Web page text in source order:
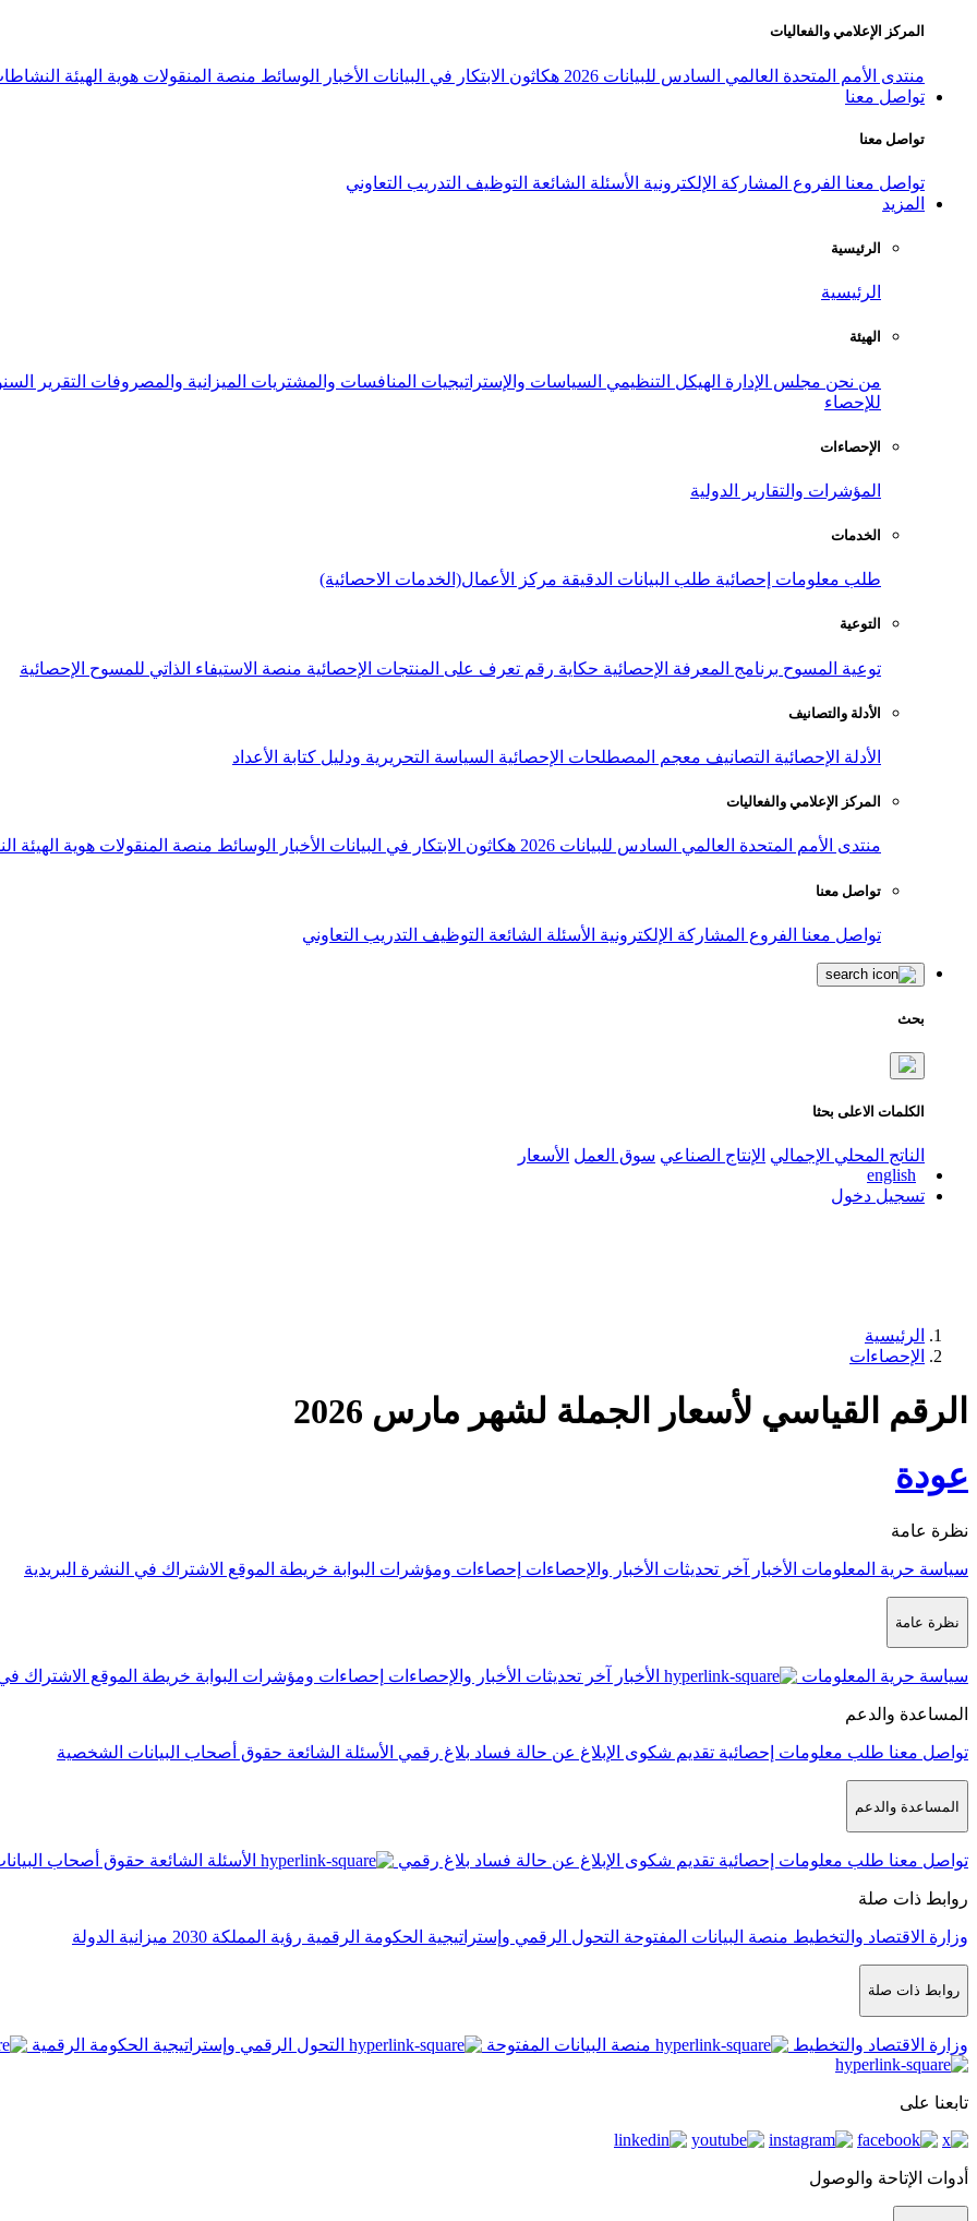
المركز الإعلامي والفعاليات
منتدى الأمم المتحدة العالمي السادس للبيانات 2026 هكاثون الابتكار في البيانات الأخبار الوسائط منصة المنقولات هوية الهيئة
تواصل معنا
تواصل معنا
تواصل معنا الفروع المشاركة الإلكترونية الأسئلة الشائعة التوظيف التدريب التعاوني
المزيد
الرئيسية
الرئيسية
الهيئة
من نحن مجلس الإدارة الهيكل التنظيمي السياسات والإستراتيجيات المنافسات والمشتريات الميزانية والمصروفات التقرير
للإحصاء
الإحصاءات
المؤشرات والتقارير الدولية
الخدمات
طلب معلومات إحصائية طلب البيانات الدقيقة مركز الأعمال(الخدمات الاحصائية)
التوعية
توعية المسوح برنامج المعرفة الإحصائية حكاية رقم تعرف على المنتجات الإحصائية منصة الاستيفاء الذاتي للمسوح الإحصائية
الأدلة والتصانيف
الأدلة الإحصائية التصانيف معجم المصطلحات الإحصائية السياسة التحريرية ودليل كتابة الأعداد
المركز الإعلامي والفعاليات
منتدى الأمم المتحدة العالمي السادس للبيانات 2026 هكاثون الابتكار في البيانات الأخبار الوسائط منصة المنقولات هوية الهيئة
تواصل معنا
تواصل معنا الفروع المشاركة الإلكترونية الأسئلة الشائعة التوظيف التدريب التعاوني
بحث
الكلمات الاعلى بحثا
الناتج المحلي الإجمالي الإنتاج الصناعي سوق العمل الأسعار
english
تسجيل دخول
الرئيسية
الإحصاءات
الرقم القياسي لأسعار الجملة لشهر مارس 2026
عودة
نظرة عامة
سياسة حرية المعلومات الأخبار آخر تحديثات الأخبار والإحصاءات إحصاءات ومؤشرات البوابة خريطة الموقع الاشتراك في النشرة البريدية
نظرة عامة
سياسة حرية المعلومات الأخبار آخر تحديثات الأخبار والإحصاءات إحصاءات ومؤشرات البوابة خريطة الموقع الاشتراك
المساعدة والدعم
تواصل معنا طلب معلومات إحصائية تقديم شكوى الإبلاغ عن حالة فساد بلاغ رقمي الأسئلة الشائعة حقوق أصحاب البيانات الشخصية
المساعدة والدعم
تواصل معنا طلب معلومات إحصائية تقديم شكوى الإبلاغ عن حالة فساد بلاغ رقمي الأسئلة الشائعة حقوق أصحاب
روابط ذات صلة
وزارة الاقتصاد والتخطيط منصة البيانات المفتوحة التحول الرقمي وإستراتيجية الحكومة الرقمية رؤية المملكة 2030 ميزانية الدولة
روابط ذات صلة
وزارة الاقتصاد والتخطيط منصة البيانات المفتوحة التحول الرقمي وإستراتيجية الحكومة الرقمية
تابعنا على
أدوات الإتاحة والوصول